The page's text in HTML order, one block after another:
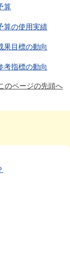
算
算の使用実績
目標の動向
指標の動向
のページの先頭へ